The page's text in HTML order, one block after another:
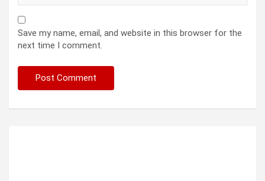
Save my name, email, and website in this browser for the
next time I comment.